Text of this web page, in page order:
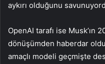
aykırı olduğunu
OpenAI tarafı ise Musk’ın
dönüşümden haberdar
amaçlı modeli geçmişte